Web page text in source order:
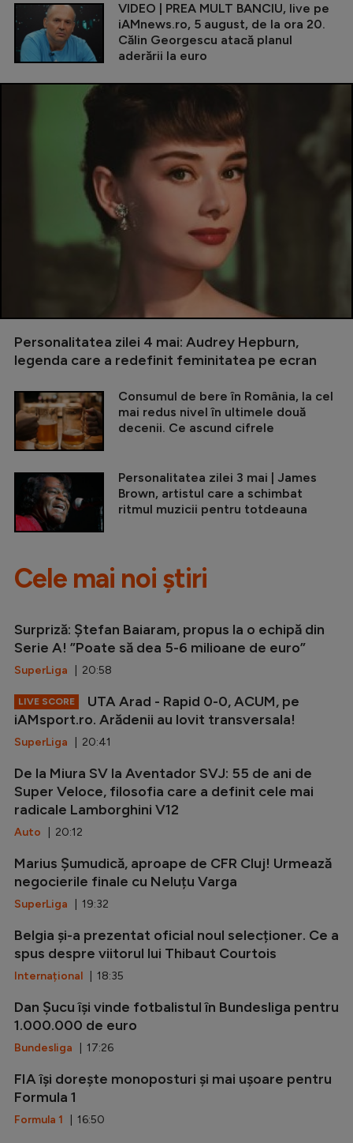
VIDEO | PREA MULT BANCIU, live pe
iAMnews.ro, 5 august, de la ora 20.
Călin Georgescu atacă planul
aderării la euro
Personalitatea zilei 4 mai: Audrey Hepburn,
legenda care a redefinit feminitatea pe ecran
Consumul de bere în România, la cel
mai redus nivel în ultimele două
decenii. Ce ascund cifrele
Personalitatea zilei 3 mai | James
Brown, artistul care a schimbat
ritmul muzicii pentru totdeauna
Cele mai noi știri
Surpriză: Ștefan Baiaram, propus la o echipă din
Serie A! ”Poate să dea 5-6 milioane de euro”
SuperLiga | 20:58
LIVE SCORE
UTA Arad - Rapid 0-0, ACUM, pe
iAMsport.ro. Arădenii au lovit transversala!
SuperLiga | 20:41
De la Miura SV la Aventador SVJ: 55 de ani de
Super Veloce, filosofia care a definit cele mai
radicale Lamborghini V12
Auto | 20:12
Marius Șumudică, aproape de CFR Cluj! Urmează
negocierile finale cu Neluțu Varga
SuperLiga | 19:32
Belgia și-a prezentat oficial noul selecționer. Ce a
spus despre viitorul lui Thibaut Courtois
Internațional | 18:35
Dan Șucu își vinde fotbalistul în Bundesliga pentru
1.000.000 de euro
Bundesliga | 17:26
FIA își dorește monoposturi și mai ușoare pentru
Formula 1
Formula 1 | 16:50